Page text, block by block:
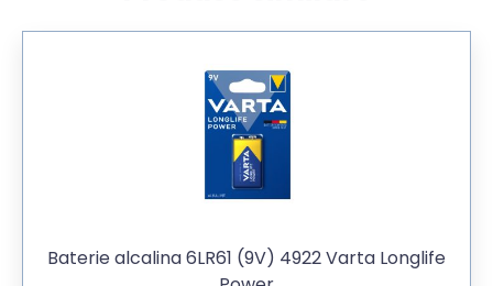
Baterie alcalina 6LR61 (9V) 4922 Varta Longlife